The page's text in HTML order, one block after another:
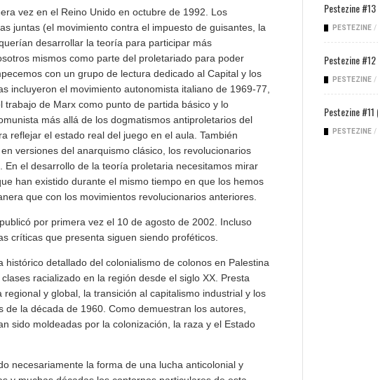
vez en el Reino Unido en octubre de 1992. Los
juntas (el movimiento contra el impuesto de guisantes, la
desarrollar la teoría para participar más
mismos como parte del proletariado para poder
con un grupo de lectura dedicado al Capital y los
incluyeron el movimiento autonomista italiano de 1969-77,
trabajo de Marx como punto de partida básico y lo
más allá de los dogmatismos antiproletarios del
reflejar el estado real del juego en el aula. También
versiones del anarquismo clásico, los revolucionarios
En el desarrollo de la teoría proletaria necesitamos mirar
han existido durante el mismo tiempo en que los hemos
que con los movimientos revolucionarios anteriores.
por primera vez el 10 de agosto de 2002. Incluso
críticas que presenta siguen siendo proféticos.
detallado del colonialismo de colonos en Palestina
racializado en la región desde el siglo XX. Presta
y global, la transición al capitalismo industrial y los
la década de 1960. Como demuestran los autores,
sido moldeadas por la colonización, la raza y el Estado
necesariamente la forma de una lucha anticolonial y
Pestezine
PESTEZINE /
Pestezine
PESTEZINE /
Pestezine #11
PESTEZINE /